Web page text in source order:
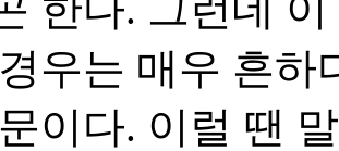
우는 매우 흔하
이다. 이럴 땐